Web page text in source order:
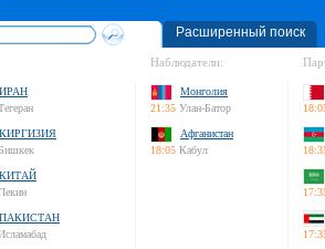
Расширенный поиск
ИРАН
КИРГИЗИЯ
КИТАЙ
ПАКИСТАН
Наблюдатели:
Монголия
21:35 Улан-Батор
Афганистан
18:05 Кабул